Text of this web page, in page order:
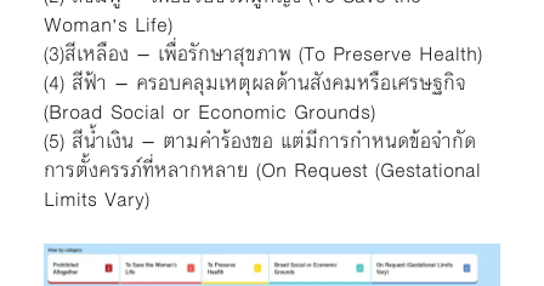
Woman’s Life)
(3)สีเหลือง – เพื่อรักษาสุขภาพ (To Preserve Health)
(4) สีฟ้า – ครอบคลุมเหตุผลด้านสังคมหรือเศรษฐกิจ
(Broad Social or Economic Grounds)
(5) สีน้ำเงิน – ตามคำร้องขอ แต่มีการกำหนดข้อจำกัด
การตั้งครรภ์ที่หลากหลาย (On Request (Gestational
Limits Vary)